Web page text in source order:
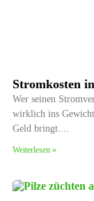
Stromkosten
Wer seinen
wirklich ins Gewicht
Geld bringt.
Weiterlesen »